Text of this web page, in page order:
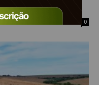
no RS
0